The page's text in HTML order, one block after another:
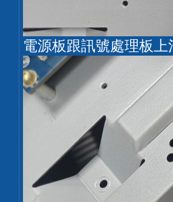
電源板跟訊號處理板